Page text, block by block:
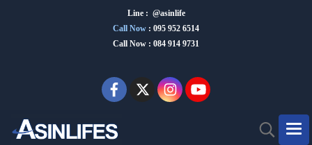
Line : @asinlife
Call Now : 095 952 6514
Call Now : 084 914 9731